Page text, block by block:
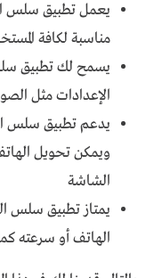
يعمل تطبيق سلس
مناسبة لكافة
يسمح لك تطبيق
الإعدادات مثل
يدعم تطبيق سلس
ويمكن تحويل
الشاشة
يمتاز تطبيق سلس
الهاتف أو سرعته